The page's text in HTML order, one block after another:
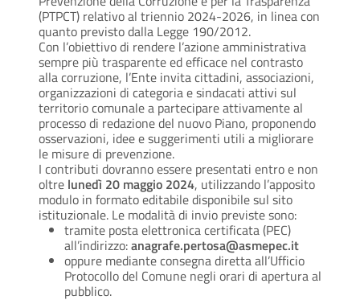
(PTPCT) relativo al triennio 2024-2026, in linea con
quanto previsto dalla Legge 190/2012.
Con l’obiettivo di rendere l’azione amministrativa
sempre più trasparente ed efficace nel contrasto
alla corruzione, l’Ente invita cittadini, associazioni,
organizzazioni di categoria e sindacati attivi sul
territorio comunale a partecipare attivamente al
processo di redazione del nuovo Piano, proponendo
osservazioni, idee e suggerimenti utili a migliorare
le misure di prevenzione.
I contributi dovranno essere presentati entro e non
oltre lunedì 20 maggio 2024, utilizzando l’apposito
modulo in formato editabile disponibile sul sito
istituzionale. Le modalità di invio previste sono:
tramite posta elettronica certificata (PEC)
all’indirizzo:anagrafe.pertosa@asmepec.it
oppure mediante consegna diretta all’Ufficio
Protocollo del Comune negli orari di apertura al
pubblico.